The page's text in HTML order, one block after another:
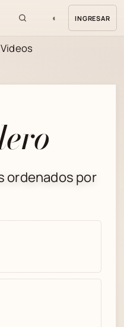
◐ INGRESAR
Videos
ordenados por